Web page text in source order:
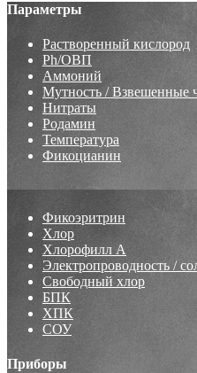
Параметры
Растворенный кислород
Ph/ОВП
Аммоний
Мутность / Взвешенные
Нитраты
Родамин
Температура
Фикоцианин
Фикоэритрин
Хлор
Хлорофилл А
Электропроводность /
Свободный хлор
БПК
ХПК
СОУ
Приборы